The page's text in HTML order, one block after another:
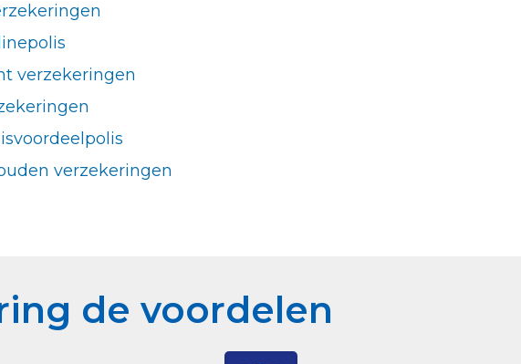
verzekeringen
verzekeringen
de voordelen